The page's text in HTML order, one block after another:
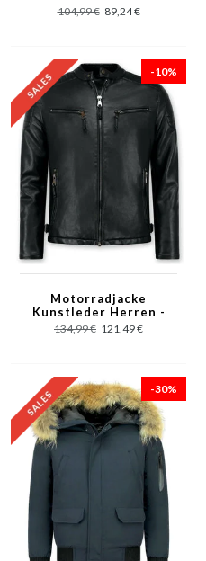
Lammy Coat - Rot
104,99 € 89,24 €
-10%
Motorradjacke
Kunstleder Herren -
Bikerjacke - Schwarz
134,99 € 121,49 €
-30%